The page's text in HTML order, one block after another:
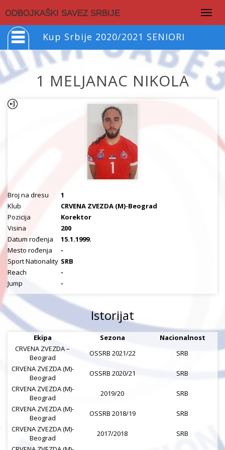
ODBOJKAŠKI SAVEZ SRBIJE
Kup Srbije 2020/2021 SENIORI
1 MELJANAC NIKOLA
Broj na dresu
1
Klub
CRVENA ZVEZDA (M)-Beograd
Pozicija
Korektor
Visina
200
Datum rođenja
15.1.1999.
Mesto rođenja
-
Sport Nationality SRB
Reach
-
Jump
-
Istorijat
Ekipa Sezona
Nacionalnost
CRVENA ZVEZDA –
Beograd
OSSRB 2021/22
SRB
CRVENA ZVEZDA (M)-
Beograd
OSSRB 2020/21
SRB
CRVENA ZVEZDA (M)-
Beograd
2019/20
SRB
CRVENA ZVEZDA (M)-
Beograd
OSSRB 2018/19
SRB
CRVENA ZVEZDA (M)-
Beograd
2017/2018
SRB